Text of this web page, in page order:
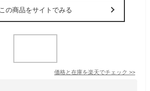
この商品をサイトでみる
価格と在庫を楽天でチェック >>